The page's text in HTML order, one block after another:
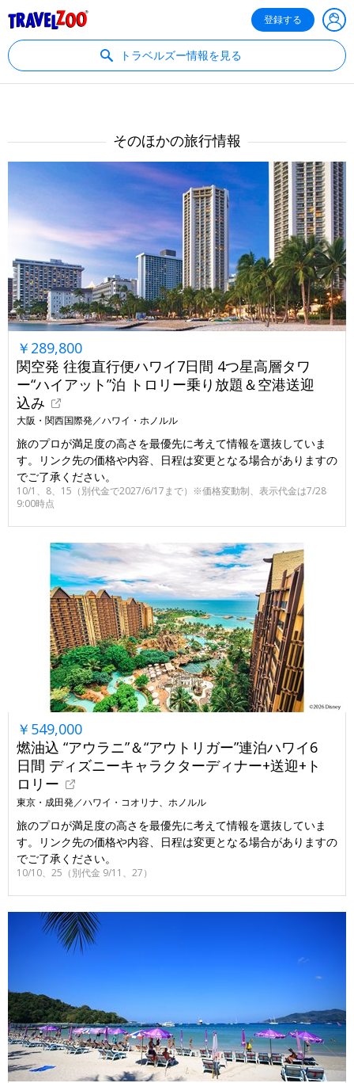
登録する
トラベルズー情報を見る
そのほかの旅行情報
￥289,800
関空発 往復直行便ハワイ7日間 4つ星高層タワ
ー“ハイアット”泊 トロリー乗り放題＆空港送迎
込み
大阪・関西国際発／ハワイ・ホノルル
旅のプロが満足度の高さを最優先に考えて情報を選抜していま
す。リンク先の価格や内容、日程は変更となる場合がありますの
でご了承ください。
10/1、8、15（別代金で2027/6/17まで）※価格変動制、表示代金は7/28
9:00時点
￥549,000
燃油込 “アウラニ”＆“アウトリガー”連泊ハワイ6
日間 ディズニーキャラクターディナー+送迎+ト
ロリー
東京・成田発／ハワイ・コオリナ、ホノルル
旅のプロが満足度の高さを最優先に考えて情報を選抜していま
す。リンク先の価格や内容、日程は変更となる場合がありますの
でご了承ください。
10/10、25（別代金 9/11、27）